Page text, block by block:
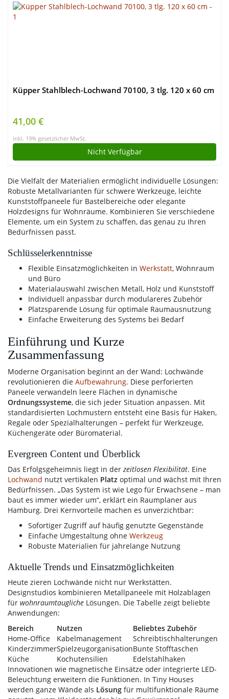
Küpper Stahlblech-Lochwand 70100, 3 tlg. 120 x 60 cm
41,00 €
inkl. 19% gesetzlicher MwSt.
Nicht Verfügbar
Die Vielfalt der Materialien ermöglicht individuelle Lösungen:
Robuste Metallvarianten für schwere Werkzeuge, leichte
Kunststoffpaneele für Bastelbereiche oder elegante
Holzdesigns für Wohnräume. Kombinieren Sie verschiedene
Elemente, um ein System zu schaffen, das genau zu Ihren
Bedürfnissen passt.
Schlüsselerkenntnisse
Flexible Einsatzmöglichkeiten in Werkstatt, Wohnraum
und Büro
Materialauswahl zwischen Metall, Holz und Kunststoff
Individuell anpassbar durch modulareres Zubehör
Platzsparende Lösung für optimale Raumausnutzung
Einfache Erweiterung des Systems bei Bedarf
Einführung und Kurze
Zusammenfassung
Moderne Organisation beginnt an der Wand: Lochwände
revolutionieren die Aufbewahrung. Diese perforierten
Paneele verwandeln leere Flächen in dynamische
Ordnungssysteme, die sich jeder Situation anpassen. Mit
standardisierten Lochmustern entsteht eine Basis für Haken,
Regale oder Spezialhalterungen – perfekt für Werkzeuge,
Küchengeräte oder Büromaterial.
Evergreen Content und Überblick
Das Erfolgsgeheimnis liegt in der zeitlosen Flexibilität. Eine
Lochwand nutzt vertikalen Platz optimal und wächst mit Ihren
Bedürfnissen. „Das System ist wie Lego für Erwachsene – man
baut es immer wieder um“, erklärt ein Raumplaner aus
Hamburg. Drei Kernvorteile machen es unverzichtbar:
Sofortiger Zugriff auf häufig genutzte Gegenstände
Einfache Umgestaltung ohne Werkzeug
Robuste Materialien für jahrelange Nutzung
Aktuelle Trends und Einsatzmöglichkeiten
Heute zieren Lochwände nicht nur Werkstätten.
Designstudios kombinieren Metallpaneele mit Holzablagen
für wohnraumtaugliche Lösungen. Die Tabelle zeigt beliebte
Anwendungen:
Bereich
Nutzen
Beliebtes Zubehör
Home-Office
Kabelmanagement
Schreibtischhalterungen
KinderzimmerSpielzeugorganisationBunte Stofftaschen
Küche
Kochutensilien
Edelstahlhaken
Innovationen wie magnetische Einsätze oder integrierte LED-
Beleuchtung erweitern die Funktionen. In Tiny Houses
werden ganze Wände als Lösung für multifunktionale Räume